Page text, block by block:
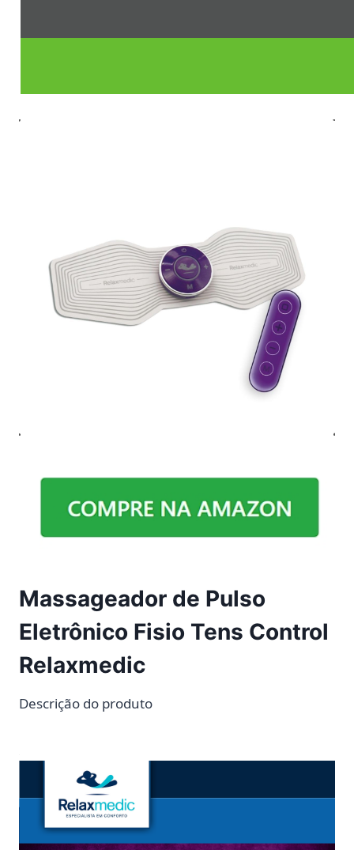
Massageador de Pulso
Eletrônico Fisio Tens Control
Relaxmedic
Descrição do produto